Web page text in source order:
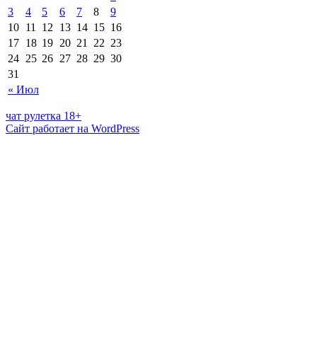
« Июл
3
4 5 6 7 8
9
10 11 12 13 14 15 16
17 18 19 20 21 22 23
24 25 26 27 28 29 30
31
чат рулетка 18+
Сайт работает на WordPress